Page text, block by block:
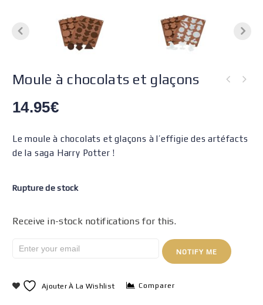
Moule à chocolats et glaçons
14.95€
Le moule à chocolats et glaçons à l’effigie des artéfacts
de la saga Harry Potter !
Rupture de stock
Receive in-stock notifications for this.
NOTIFY ME
Ajouter À La Wishlist Comparer